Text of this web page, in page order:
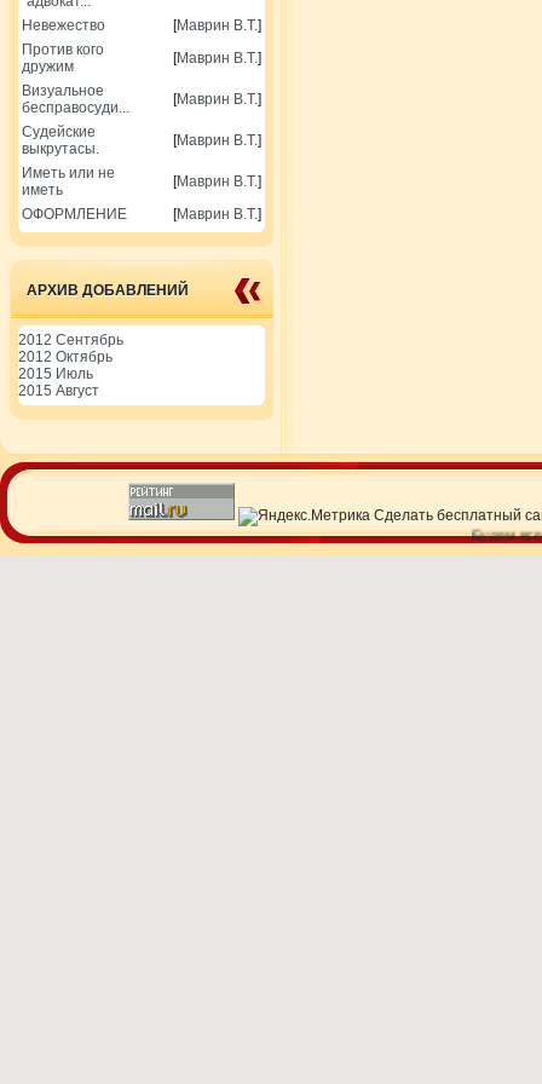
Невежество
[Маврин В.Т.]
Против кого
дружим
[Маврин В.Т.]
Визуальное
бесправосуди...
[Маврин В.Т.]
Судейские
выкрутасы.
[Маврин В.Т.]
Иметь или не
иметь
[Маврин В.Т.]
ОФОРМЛЕНИЕ
[Маврин В.Т.]
АРХИВ ДОБАВЛЕНИЙ
2012 Сентябрь
2012 Октябрь
2015 Июль
2015 Август
Сделать бесплатный
Будем всегда